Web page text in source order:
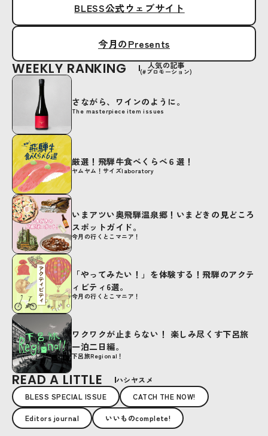
BLESS公式ウェブサイト
今月のPresents
WEEKLY RANKING 人気の記事
(#プロモーション)
The masterpiece item issues
さながら、ワインのように。
ヤムヤム！サイズlaboratory
厳選！飛騨牛食べくらべ６選！
今月の行くとこマニア！
いまアツい奥飛騨温泉郷！いまどきの見どころ
スポットガイド。
今月の行くとこマニア！
「やってみたい！」を体験する！飛騨のアクテ
ィビティ6選。
下呂旅Regional！
ワクワクが止まらない！ 楽しみ尽くす下呂旅
一泊二日編。
READ A LITTLE
ハシヤスメ
BLESS SPECIAL ISSUE
CATCH THE NOW!
Editors journal いいものcomplete!